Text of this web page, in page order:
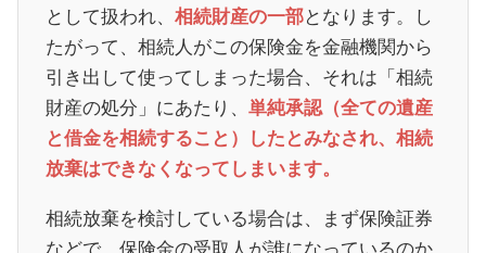
として扱われ、 相続財産の一部となります。し
たがって、相続人がこの保険金を金融機関から
引き出して使ってしまった場合、それは「相続
財産の処分」にあたり、 単純承認（全ての遺産
と借金を相続すること）したとみなされ、相続
放棄はできなくなってしまいます。
相続放棄を検討している場合は、まず保険証券
などで、保険金の受取人が誰になっているのか